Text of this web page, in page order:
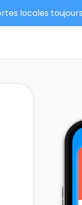
locales